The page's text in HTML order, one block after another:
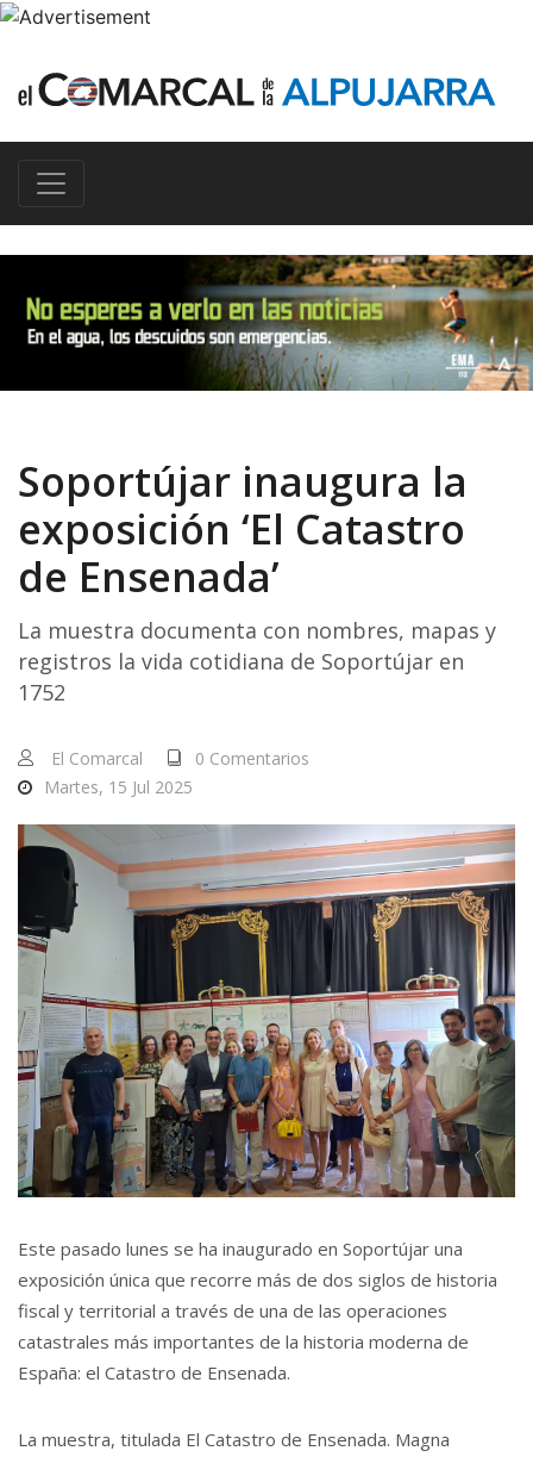
Soportújar inaugura la
exposición ‘El Catastro
de Ensenada’
La muestra documenta con nombres, mapas y
registros la vida cotidiana de Soportújar en
1752
El Comarcal
0 Comentarios
Martes, 15 Jul 2025
Este pasado lunes se ha inaugurado en Soportújar una
exposición única que recorre más de dos siglos de historia
fiscal y territorial a través de una de las operaciones
catastrales más importantes de la historia moderna de
España: el Catastro de Ensenada.
La muestra, titulada El Catastro de Ensenada. Magna